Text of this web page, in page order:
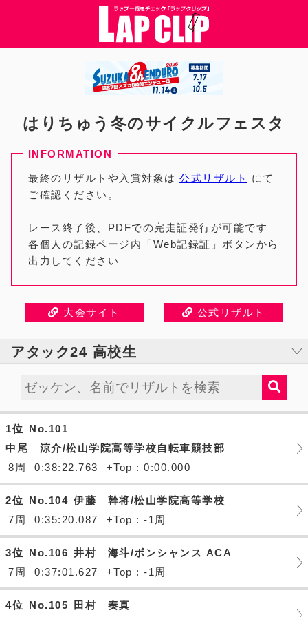
はりちゅう冬のサイクルフェスタ
最終のリザルトや入賞対象は 公式リザルト
にて
ご確認ください。
レース終了後、PDFでの完走証発行が可能です
各個人の記録ページ内「Web記録証」ボタンから
出力してください
大会サイト 公式リザルト
アタック24 高校生
1位 No.101
中尾 涼介/松山学院高等学校自転車競技部
8周
0:38:22.763 +Top : 0:00.000
2位 No.104 伊藤 幹将/松山学院高等学校
7周
0:35:20.087 +Top : -1周
3位 No.106 井村 海斗/ボンシャンス ACA
7周
0:37:01.627 +Top : -1周
4位 No.105 田村 奏真